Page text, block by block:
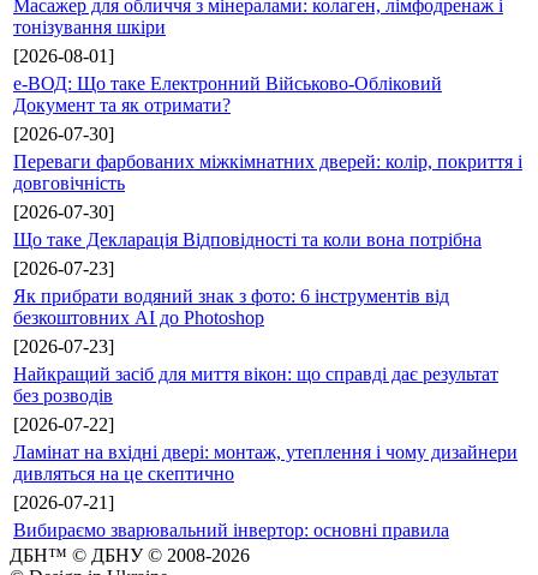
Масажер для обличчя з мінералами: колаген, лімфодренаж і
тонізування шкіри
[2026-08-01]
е-ВОД: Що таке Електронний Військово-Обліковий
Документ та як отримати?
[2026-07-30]
Переваги фарбованих міжкімнатних дверей: колір, покриття і
довговічність
[2026-07-30]
Що таке Декларація Відповідності та коли вона потрібна
[2026-07-23]
Як прибрати водяний знак з фото: 6 інструментів від
безкоштовних AI до Photoshop
[2026-07-23]
Найкращий засіб для миття вікон: що справді дає результат
без розводів
[2026-07-22]
Ламінат на вхідні двері: монтаж, утеплення і чому дизайнери
дивляться на це скептично
[2026-07-21]
Вибираємо зварювальний інвертор: основні правила
ДБН™ © ДБНУ © 2008-2026